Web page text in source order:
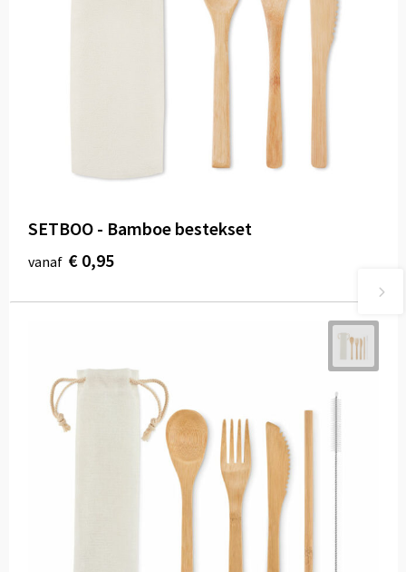
SETBOO - Bamboe bestekset
vanaf € 0,95